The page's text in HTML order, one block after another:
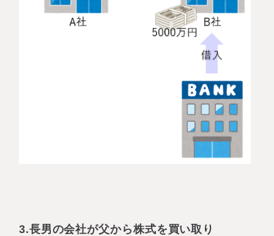
3.長男の会社が父から株式を買い取り